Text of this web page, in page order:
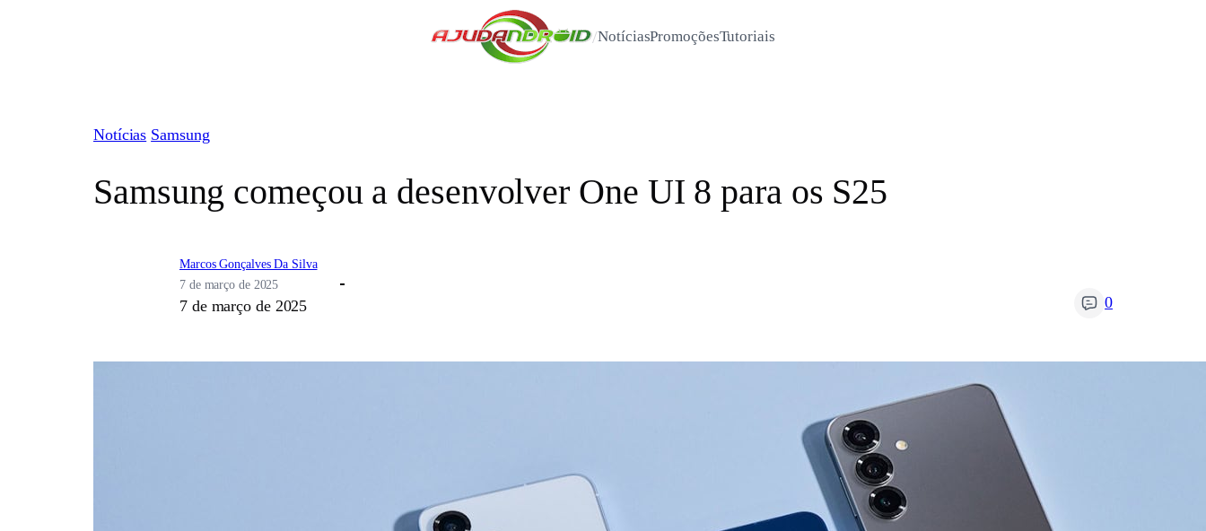
/NotíciasPromoçõesTutoriais
Notícias Samsung
Samsung começou a desenvolver One UI 8 para os S25
Marcos Gonçalves Da Silva
7 de março de 2025
7 de março de 2025 0